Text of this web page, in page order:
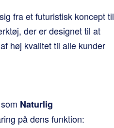
fra et futuristisk koncept til
der er designet til at
høj kvalitet til alle kunder
Naturlig
på dens funktion: